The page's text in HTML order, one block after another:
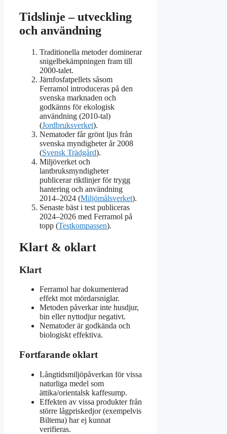
Tidslinje – utveckling
och användning
Traditionella metoder dominerar
snigelbekämpningen fram till
2000-talet.
Järnfosfatpellets såsom
Ferramol introduceras på den
svenska marknaden och
godkänns för ekologisk
användning (2010-tal)
(Jordbruksverket).
Nematoder får grönt ljus från
svenska myndigheter år 2008
(Svensk Trädgård).
Miljöverket och
lantbruksmyndigheter
publicerar riktlinjer för trygg
hantering och användning
2014–2024 (Miljömålsverket).
Senaste bäst i test publiceras
2024–2026 med Ferramol på
topp (Testkompassen).
Klart & oklart
Klart
Ferramol har dokumenterad
effekt mot mördarsniglar.
Metoden påverkar inte husdjur,
bin eller nyttodjur negativt.
Nematoder är godkända och
biologiskt effektiva.
Fortfarande oklart
Långtidsmiljöpåverkan för vissa
naturliga medel som
ättika/orientalsk kaffesump.
Effekten av vissa produkter från
större lågpriskedjor (exempelvis
Biltema) har ej kunnat
verifieras.